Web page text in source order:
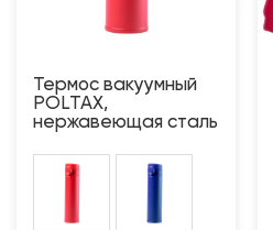
Термос вакуумный
POLTAX,
нержавеющая сталь